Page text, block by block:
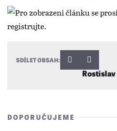
SDÍLET OBSAH:
DOPORUČUJEME